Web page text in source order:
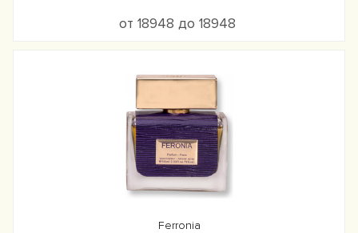
от 18948 до 18948
Ferronia